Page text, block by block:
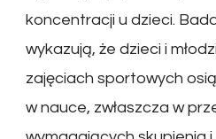
koncentracji u dzieci.
wykazują, że dzieci i
zajęciach sportowych
w nauce, zwłaszcza w